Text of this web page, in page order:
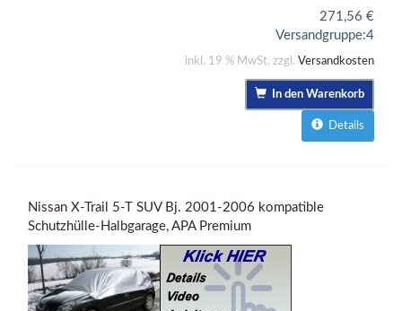
271,56 €
Versandgruppe:4
inkl. 19 % MwSt. zzgl. Versandkosten
In den Warenkorb
Details
Nissan X-Trail 5-T SUV Bj. 2001-2006 kompatible
Schutzhülle-Halbgarage, APA Premium